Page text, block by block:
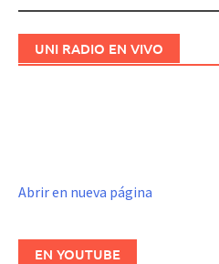
UNI RADIO EN VIVO
Abrir en nueva página
EN YOUTUBE